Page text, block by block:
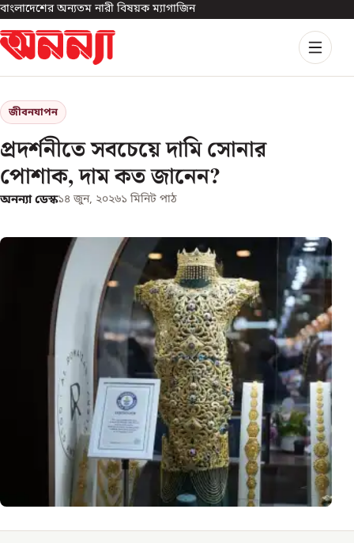
বাংলাদেশের অন্যতম নারী বিষয়ক ম্যাগাজিন
জীবনযাপন
প্রদর্শনীতে সবচেয়ে দামি সোনার
পোশাক, দাম কত জানেন?
অনন্যা ডেস্ক১৪ জুন, ২০২৬১ মিনিট পাঠ